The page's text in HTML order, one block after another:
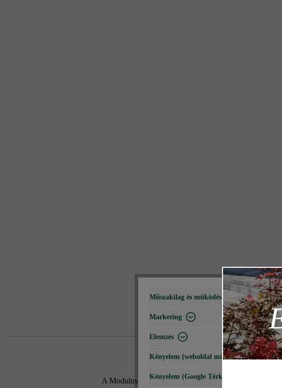
A Modulus Pur kerítés- és falazókő modern
Műszakilag és működéshez szükséges
Marketing
Elemzés
Kényelem (weboldal működése)
Kényelem (Google Térkép)